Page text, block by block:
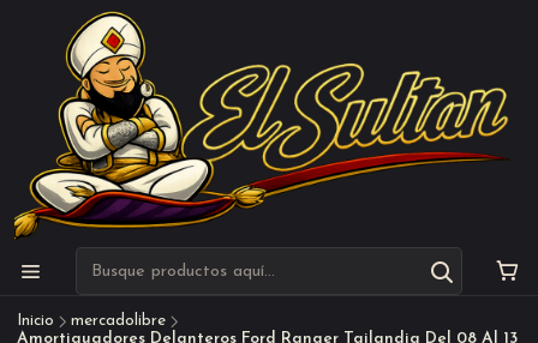
Inicio
mercadolibre
Amortiguadores Delanteros Ford Ranger Tailandia Del 08 Al 13